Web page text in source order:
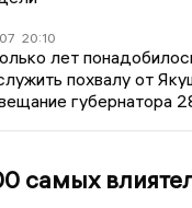
20:10
лет
похвалу от
губернатора
самых